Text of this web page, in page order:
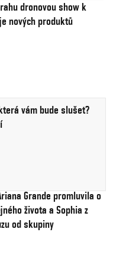
dronovou show k
nových produktů
vám bude slušet?
Grande promluvila o
života a Sophia z
od skupiny